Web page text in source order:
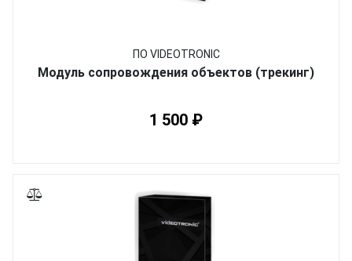
ПО VIDEOTRONIC
Модуль сопровождения объектов (трекинг)
1 500 ₽